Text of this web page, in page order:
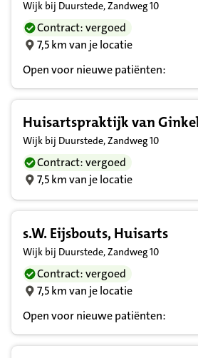
Wijk bij Duurstede, Zandweg 10
Contract: vergoed
7,5 km van je locatie
Open voor nieuwe patiënten:
Huisartspraktijk van Ginkel
Wijk bij Duurstede, Zandweg 10
Contract: vergoed
7,5 km van je locatie
s.W. Eijsbouts, Huisarts
Wijk bij Duurstede, Zandweg 10
Contract: vergoed
7,5 km van je locatie
Open voor nieuwe patiënten: